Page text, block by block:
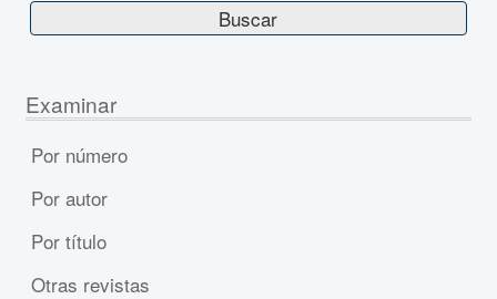
Examinar
Por número
Por autor
Por título
Otras revistas